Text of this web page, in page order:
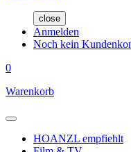
close
Anmelden
Noch kein
0
Warenkorb
HOANZL empfiehlt